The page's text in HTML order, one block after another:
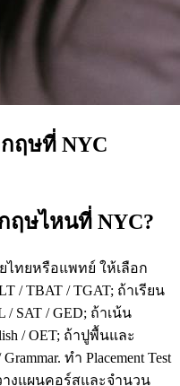
ฤษที่ NYC
ฤษไหนที่ NYC?
ไทยหรือแพทย์ ให้เลือก
/ TBAT / TGAT; ถ้าเรียน
/ SAT / GED; ถ้าเน้น
/ OET; ถ้าปูพื้นและ
ทำ Placement Test
างแผนคอร์สและจำนวน